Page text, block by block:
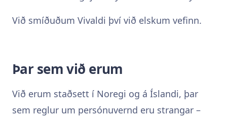
Við smíðuðum Vivaldi því við elskum vefinn.
Þar sem við erum
Við erum staðsett í Noregi og á Íslandi, þar
sem reglur um persónuvernd eru strangar –